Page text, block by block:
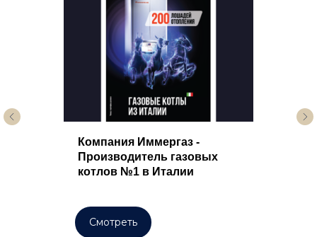
Компания Иммергаз -
Производитель газовых
котлов №1 в Италии
Смотреть